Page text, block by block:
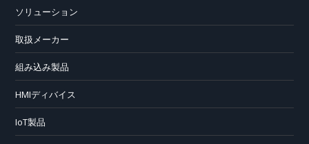
ソリューション
取扱メーカー
組み込み製品
HMIディバイス
IoT製品